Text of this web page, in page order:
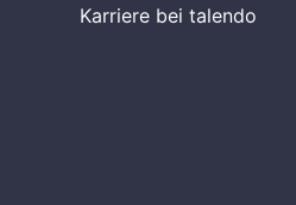
Karriere bei talendo